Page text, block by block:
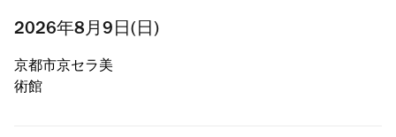
2026年8月9日(日)
京都市京セラ美
術館